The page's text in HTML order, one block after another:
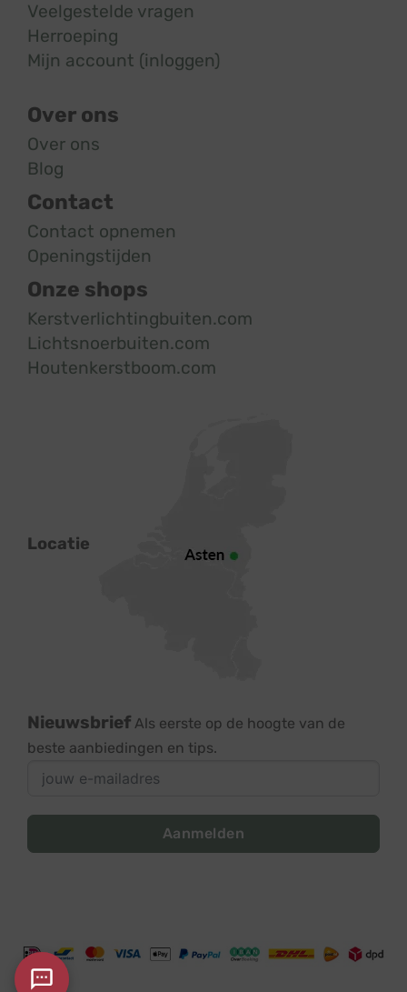
Veelgestelde vragen
Herroeping
Mijn account (inloggen)
Over ons
Over ons
Blog
Contact
Contact opnemen
Openingstijden
Onze shops
Kerstverlichtingbuiten.com
Lichtsnoerbuiten.com
Houtenkerstboom.com
Locatie
Nieuwsbrief Als eerste op de hoogte van de
beste aanbiedingen en tips.
Aanmelden